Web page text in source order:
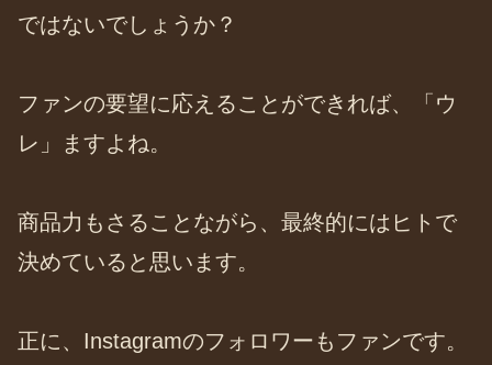
ではないでしょうか？
ファンの要望に応えることができれば、「ウ
レ」ますよね。
商品力もさることながら、最終的にはヒトで
決めていると思います。
正に、Instagramのフォロワーもファンです。